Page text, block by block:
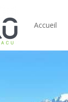
Accueil